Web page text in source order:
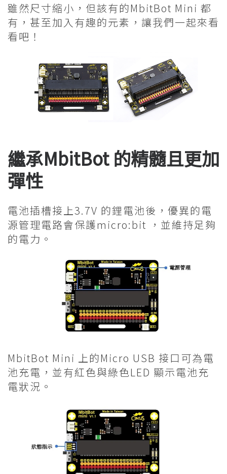
雖然尺寸縮小，但該有的MbitBot Mini 都
有，甚至加入有趣的元素，讓我們一起來看
看吧！
繼承MbitBot 的精髓且更加
彈性
電池插槽接上3.7V 的鋰電池後，優異的電
源管理電路會保護micro:bit ，並維持足夠
的電力。
MbitBot Mini 上的Micro USB 接口可為電
池充電，並有紅色與綠色LED 顯示電池充
電狀況。